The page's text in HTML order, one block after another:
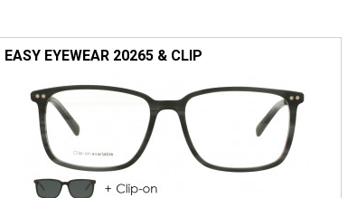
EASY EYEWEAR 20265 & CLIP